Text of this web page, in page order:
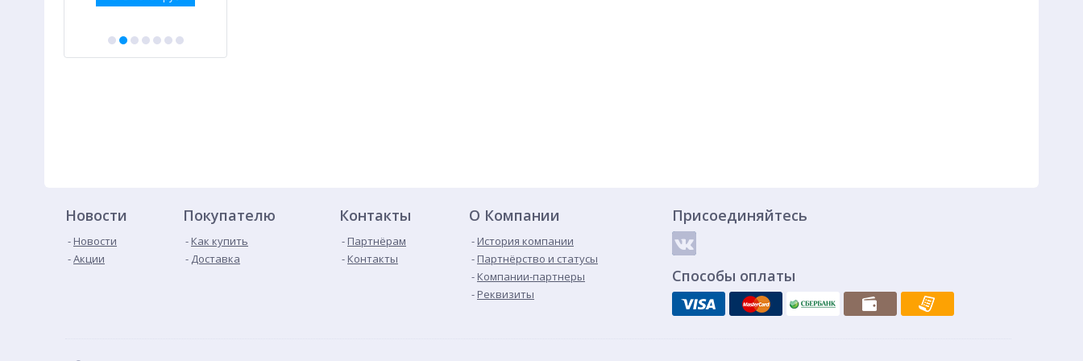
Новости
Новости
Акции
Покупателю
Как купить
Доставка
Контакты
Партнёрам
Контакты
О Компании
История компании
Партнёрство и статусы
Компании-партнеры
Реквизиты
Присоединяйтесь
Способы оплаты